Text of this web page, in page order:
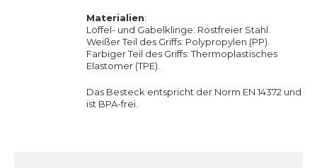
Materialien:
Löffel- und Gabelklinge: Rostfreier Stahl.
Weißer Teil des Griffs: Polypropylen (PP).
Farbiger Teil des Griffs: Thermoplastisches
Elastomer (TPE).
Das Besteck entspricht der Norm EN 14372 und
ist BPA-frei.